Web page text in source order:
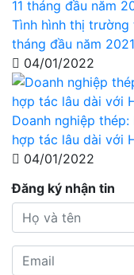
Tình hình thị trường
tháng đầu năm 2021
04/01/2022
Doanh nghiệp
hợp tác lâu dài với
04/01/2022
Đăng ký nhận tin